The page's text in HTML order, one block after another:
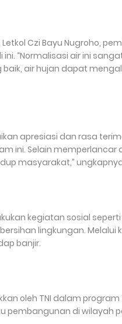
Czi Bayu Nugroho,
“Normalisasi air ini
air hujan dapat
apresiasi dan rasa
ini. Selain memperlancar
masyarakat,”
kegiatan sosial
lingkungan. Melalui
banjir.
oleh TNI dalam program
pembangunan di wilayah